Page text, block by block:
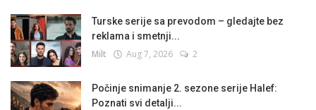
Turske serije sa prevodom – gledajte bez
reklama i smetnji...
Milt Aug 7, 2026 2
Počinje snimanje 2. sezone serije Halef:
Poznati svi detalji...